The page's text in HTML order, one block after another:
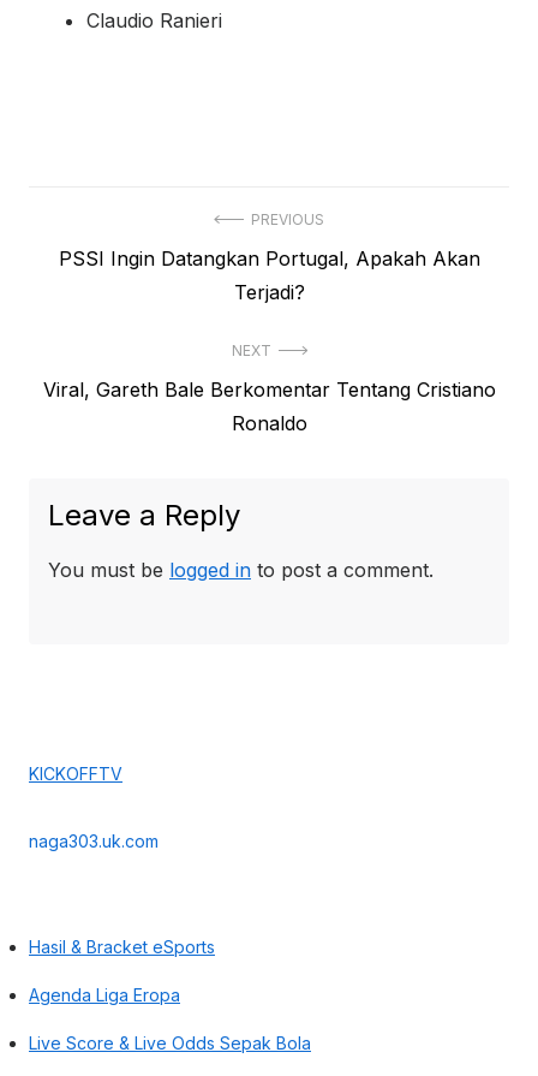
Claudio Ranieri
navigation
PREVIOUS
Previous
PSSI Ingin Datangkan Portugal, Apakah Akan
Terjadi?
NEXT
Next
Viral, Gareth Bale Berkomentar Tentang Cristiano
Ronaldo
Leave a Reply
You must be logged in to post a comment.
KICKOFFTV
naga303.uk.com
Hasil & Bracket eSports
Agenda Liga Eropa
Live Score & Live Odds Sepak Bola